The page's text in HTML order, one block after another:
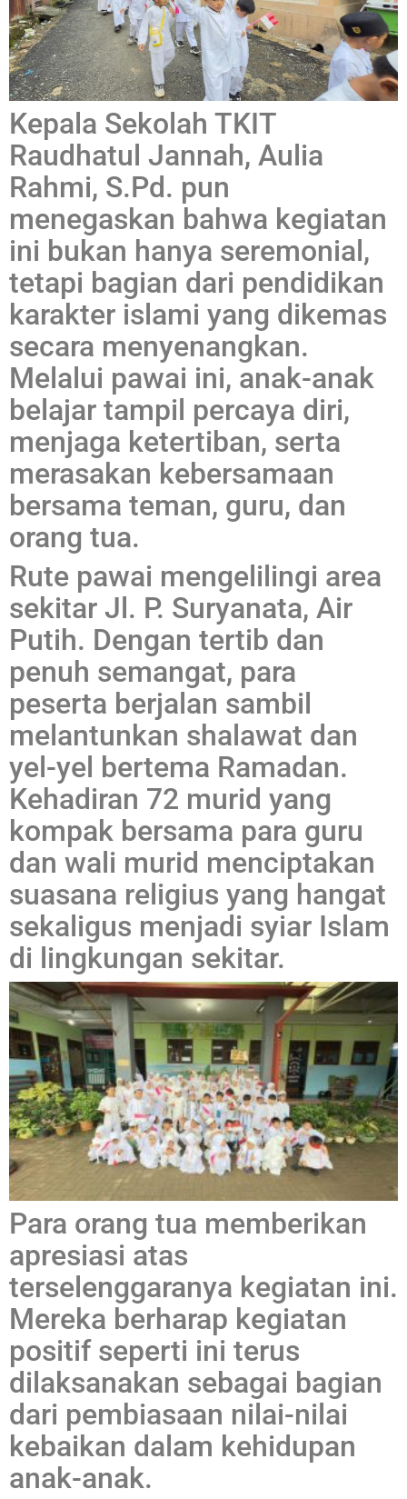
Kepala Sekolah TKIT
Raudhatul Jannah, Aulia
Rahmi, S.Pd. pun
menegaskan bahwa kegiatan
ini bukan hanya seremonial,
tetapi bagian dari pendidikan
karakter islami yang dikemas
secara menyenangkan.
Melalui pawai ini, anak-anak
belajar tampil percaya diri,
menjaga ketertiban, serta
merasakan kebersamaan
bersama teman, guru, dan
orang tua.
Rute pawai mengelilingi area
sekitar Jl. P. Suryanata, Air
Putih. Dengan tertib dan
penuh semangat, para
peserta berjalan sambil
melantunkan shalawat dan
yel-yel bertema Ramadan.
Kehadiran 72 murid yang
kompak bersama para guru
dan wali murid menciptakan
suasana religius yang hangat
sekaligus menjadi syiar Islam
di lingkungan sekitar.
Para orang tua memberikan
apresiasi atas
terselenggaranya kegiatan ini.
Mereka berharap kegiatan
positif seperti ini terus
dilaksanakan sebagai bagian
dari pembiasaan nilai-nilai
kebaikan dalam kehidupan
anak-anak.